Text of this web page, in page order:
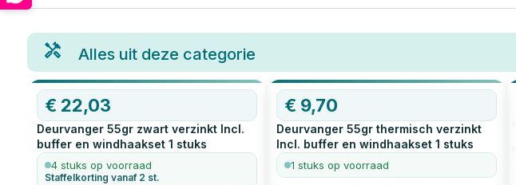
Alles uit deze categorie
€ 22,03
Deurvanger 55gr zwart verzinkt Incl.
buffer en windhaakset 1 stuks
4 stuks op voorraad
Staffelkorting vanaf 2 st.
€ 9,70
Deurvanger 55gr thermisch verzinkt
Incl. buffer en windhaakset 1 stuks
1 stuks op voorraad